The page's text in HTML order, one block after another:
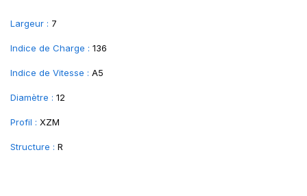
Largeur : 7
Indice de Charge : 136
Indice de Vitesse : A5
Diamètre : 12
Profil : XZM
Structure : R